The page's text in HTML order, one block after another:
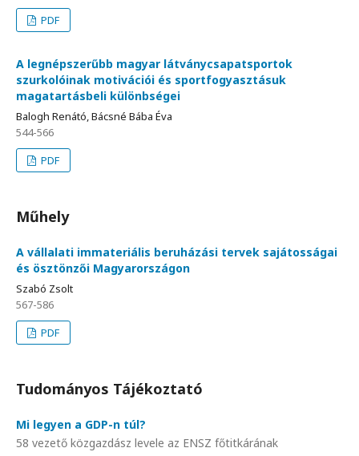
PDF
A legnépszerűbb magyar látványcsapatsportok
szurkolóinak motivációi és sportfogyasztásuk
magatartásbeli különbségei
Balogh Renátó, Bácsné Bába Éva
544-566
PDF
Műhely
A vállalati immateriális beruházási tervek sajátosságai
és ösztönzői Magyarországon
Szabó Zsolt
567-586
PDF
Tudományos Tájékoztató
Mi legyen a GDP-n túl?
58 vezető közgazdász levele az ENSZ főtitkárának